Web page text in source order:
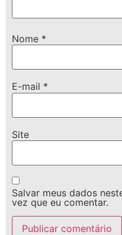
Nome *
E-mail *
Site
Salvar meus dados
vez que eu comentar.